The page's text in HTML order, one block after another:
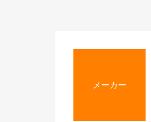
メーカー